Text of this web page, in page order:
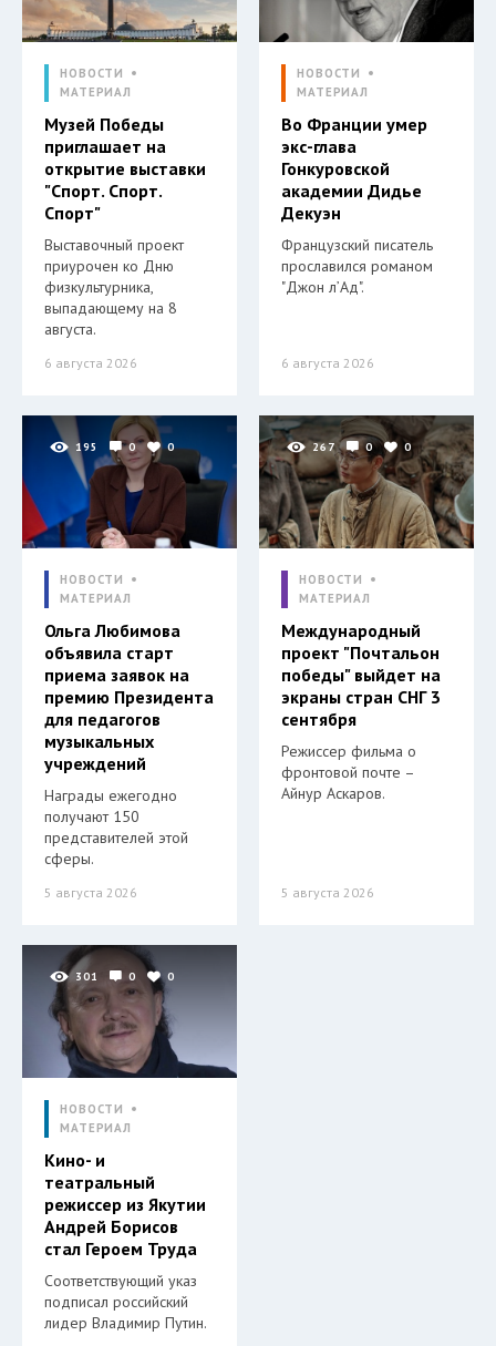
НОВОСТИ
МАТЕРИАЛ
Музей Победы
приглашает на
открытие выставки
"Спорт. Спорт.
Спорт"
Выставочный проект
приурочен ко Дню
физкультурника,
выпадающему на 8
августа.
6 августа 2026
НОВОСТИ
МАТЕРИАЛ
Во Франции умер
экс-глава
Гонкуровской
академии Дидье
Декуэн
Французский писатель
прославился романом
"Джон л’Ад".
6 августа 2026
195 0 0
НОВОСТИ
МАТЕРИАЛ
Ольга Любимова
объявила старт
приема заявок на
премию Президента
для педагогов
музыкальных
учреждений
Награды ежегодно
получают 150
представителей этой
сферы.
5 августа 2026
267 0 0
НОВОСТИ
МАТЕРИАЛ
Международный
проект "Почтальон
победы" выйдет на
экраны стран СНГ 3
сентября
Режиссер фильма о
фронтовой почте –
Айнур Аскаров.
5 августа 2026
301 0 0
НОВОСТИ
МАТЕРИАЛ
Кино- и
театральный
режиссер из Якутии
Андрей Борисов
стал Героем Труда
Соответствующий указ
подписал российский
лидер Владимир Путин.